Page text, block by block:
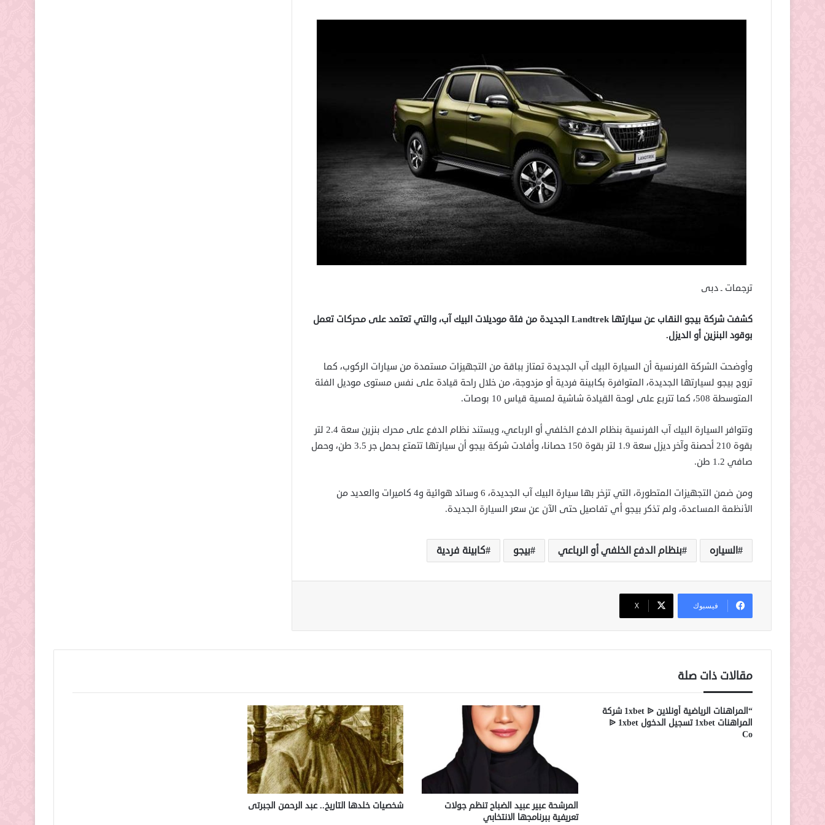
ترجمات ـ دبى
كشفت شركة بيجو النقاب عن سيارتها Landtrek الجديدة من فئة موديلات البيك آب، والتي تعتمد على محركات تعمل
بوقود البنزين أو الديزل.
وأوضحت الشركة الفرنسية أن السيارة البيك آب الجديدة تمتاز بباقة من التجهيزات مستمدة من سيارات الركوب، كما
تروج بيجو لسيارتها الجديدة، المتوافرة بكابينة فردية أو مزدوجة، من خلال راحة قيادة على نفس مستوى موديل الفئة
المتوسطة 508، كما تتربع على لوحة القيادة شاشية لمسية قياس 10 بوصات.
وتتوافر السيارة البيك آب الفرنسية بنظام الدفع الخلفي أو الرباعي، ويستند نظام الدفع على محرك بنزين سعة 2.4 لتر
بقوة 210 أحصنة وآخر ديزل سعة 1.9 لتر بقوة 150 حصانا، وأفادت شركة بيجو أن سيارتها تتمتع بحمل جر 3.5 طن، وحمل
صافي 1.2 طن.
ومن ضمن التجهيزات المتطورة، التي تزخر بها سيارة البيك آب الجديدة، 6 وسائد هوائية و4 كاميرات والعديد من
الأنظمة المساعدة، ولم تذكر بيجو أي تفاصيل حتى الآن عن سعر السيارة الجديدة.
السياره بنظام الدفع الخلفي أو الرباعي بيجو كابينة فردية
فيسبوك ‫X
مقالات ذات صلة
“المراهنات الرياضية أونلاين 1xbet ᐉ شركة
المراهنات 1xbet تسجيل الدخول ᐉ 1xbet
Co
المرشحة عبير عبيد الضباح تنظم جولات
تعريفية ببرنامجها الانتخابي
شخصيات خلدها التاريخ.. عبد الرحمن الجبرتى